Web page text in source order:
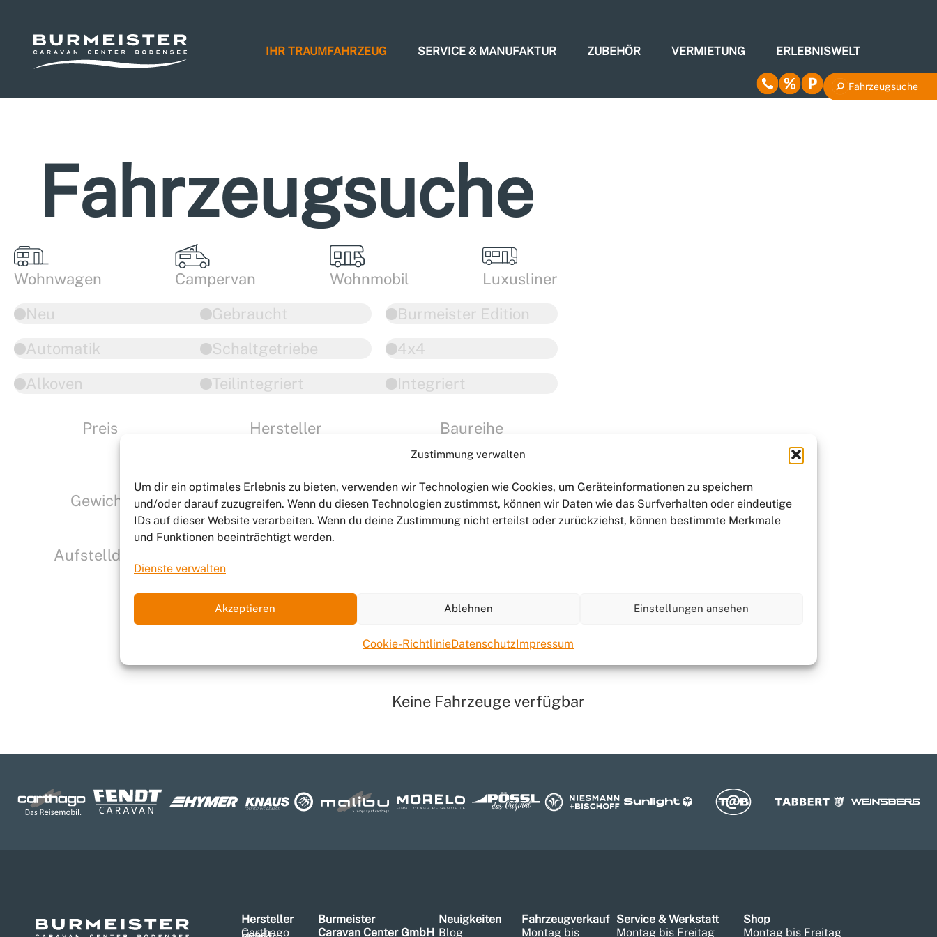
Zustimmung verwalten
Um dir ein optimales Erlebnis zu bieten, verwenden wir Technologien wie Cookies, um Geräteinformationen zu speichern
und/oder darauf zuzugreifen. Wenn du diesen Technologien zustimmst, können wir Daten wie das Surfverhalten oder eindeutige
IDs auf dieser Website verarbeiten. Wenn du deine Zustimmung nicht erteilst oder zurückziehst, können bestimmte Merkmale
und Funktionen beeinträchtigt werden.
Dienste verwalten
Akzeptieren Ablehnen Einstellungen ansehen
Cookie-RichtlinieDatenschutzImpressum
IHR TRAUMFAHRZEUG SERVICE & MANUFAKTUR ZUBEHÖR VERMIETUNG ERLEBNISWELT
Fahrzeugsuche
Fahrzeugsuche
Wohnwagen Campervan Wohnmobil
Luxusliner
Neu
Gebraucht
4x4
Automatik Schaltgetriebe
Burmeister Edition
Alkoven Teilintegriert Integriert
Preis Hersteller Baureihe
Gewicht Schlafplätze Bettenart
Aufstelldach
Fahrzeuge filtern
Keine Fahrzeuge verfügbar
Hersteller
Carthago
Burmeister
Caravan Center GmbH
Neuigkeiten
Blog
Fahrzeugverkauf
Montag bis
Service & Werkstatt
Montag bis Freitag
Shop
Montag bis Freitag